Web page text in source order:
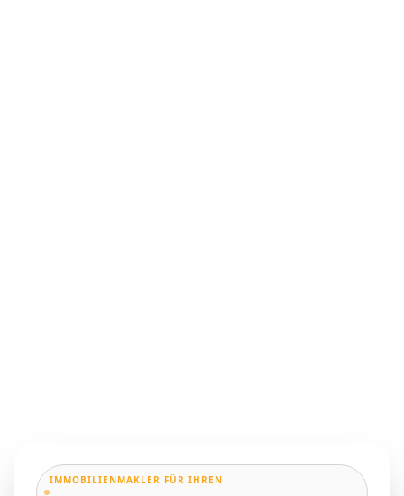
IMMOBILIENMAKLER FÜR IHREN